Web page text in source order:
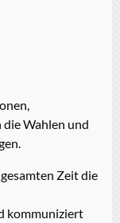
Wahlen und
Zeit die
kommuniziert